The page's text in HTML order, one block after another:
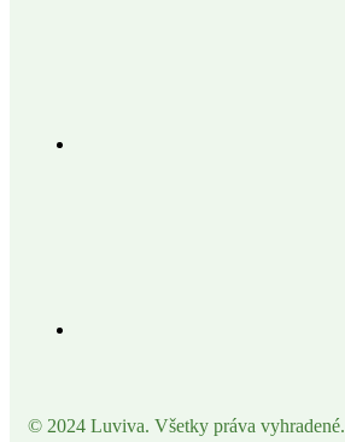
© 2024 Luviva. Všetky práva vyhradené.